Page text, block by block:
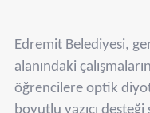
Edremit Belediyesi,
alanındaki
öğrencilere optik